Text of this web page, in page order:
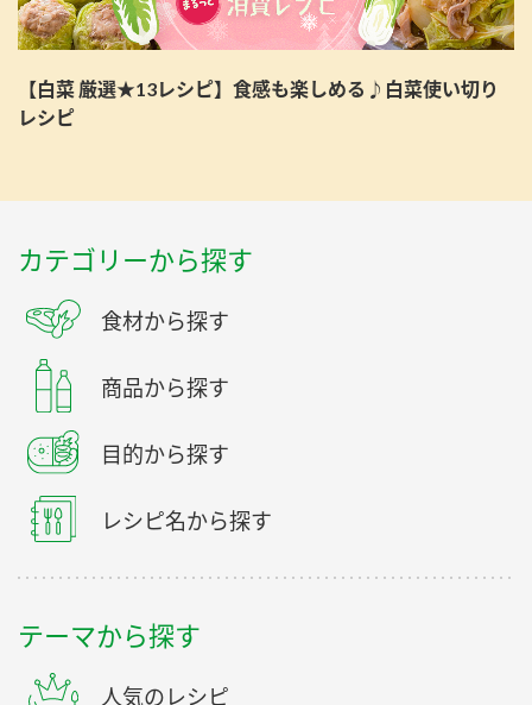
【白菜 厳選★13レシピ】食感も楽しめる♪白菜使い切り
レシピ
カテゴリーから探す
食材から探す
商品から探す
目的から探す
レシピ名から探す
テーマから探す
人気のレシピ